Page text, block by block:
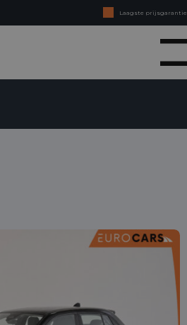
Laagste prijsgarantie
Online kopen, niet goed geld terug
Financial lease - Soepele acceptatie